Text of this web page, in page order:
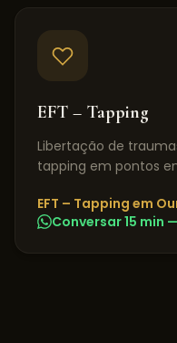
EFT – Tapping
Libertação de
tapping em pontos
EFT – Tapping em
Conversar 15 min —